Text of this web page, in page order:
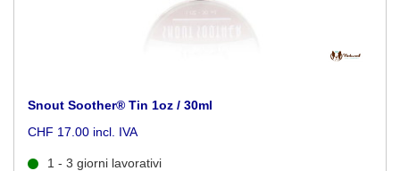
Snout Soother® Tin 1oz / 30ml
CHF 17.00 incl. IVA
1 - 3 giorni lavorativi